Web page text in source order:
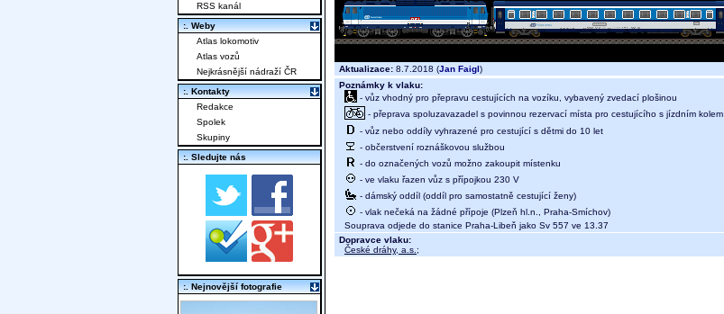
Aktualizace: 8.7.2018 (Jan Faigl)
Poznámky k vlaku:
- vůz vhodný pro přepravu cestujících na vozíku, vybavený zvedací plošinou
- přeprava spoluzavazadel s povinnou rezervací místa pro cestujícího s jízdním kolem
- vůz nebo oddíly vyhrazené pro cestující s dětmi do 10 let
- občerstvení roznáškovou službou
- do označených vozů možno zakoupit místenku
- ve vlaku řazen vůz s přípojkou 230 V
- dámský oddíl (oddíl pro samostatně cestující ženy)
- vlak nečeká na žádné přípoje (Plzeň hl.n., Praha-Smíchov)
Souprava odjede do stanice Praha-Libeň jako Sv 557 ve 13.37
Dopravce vlaku:
České dráhy, a.s. ;
RSS kanál
:. Weby
Atlas lokomotiv
Atlas vozů
Nejkrásnější nádraží ČR
:. Kontakty
Redakce
Spolek
Skupiny
:. Sledujte nás
:. Nejnovější fotografie